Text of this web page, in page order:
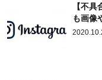
【不
も画像